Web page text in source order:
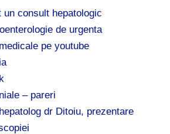
un consult hepatologic
de urgenta
pe youtube
– pareri
dr Ditoiu, prezentare